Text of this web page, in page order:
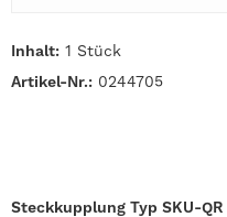
Inhalt: 1 Stück
Artikel-Nr.: 0244705
Steckkupplung Typ SKU-QR